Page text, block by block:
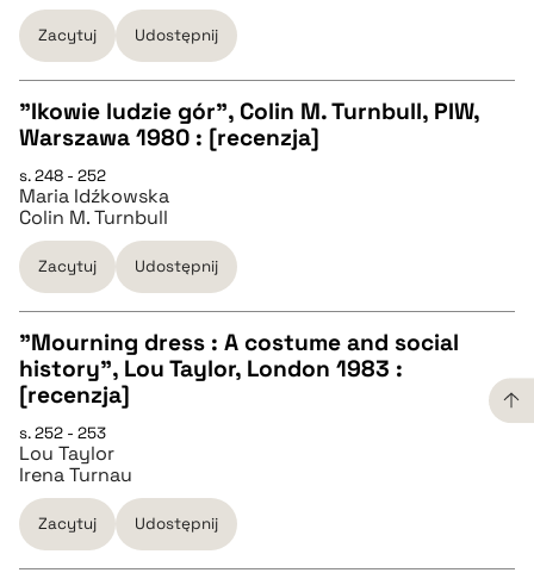
pobierz cytat
Zacytuj Udostępnij
pobierz cytat
BIBTEX
pobierz cytat
"Ikowie ludzie gór", Colin M. Turnbull, PIW,
Warszawa 1980 : [recenzja]
s. 248 - 252
Maria Idźkowska
Colin M. Turnbull
Zacytuj Udostępnij
CZYSTY TEKST
pobierz cytat
BIBTEX
"Mourning dress : A costume and social
history", Lou Taylor, London 1983 :
[recenzja]
s. 252 - 253
Lou Taylor
Irena Turnau
Zacytuj Udostępnij